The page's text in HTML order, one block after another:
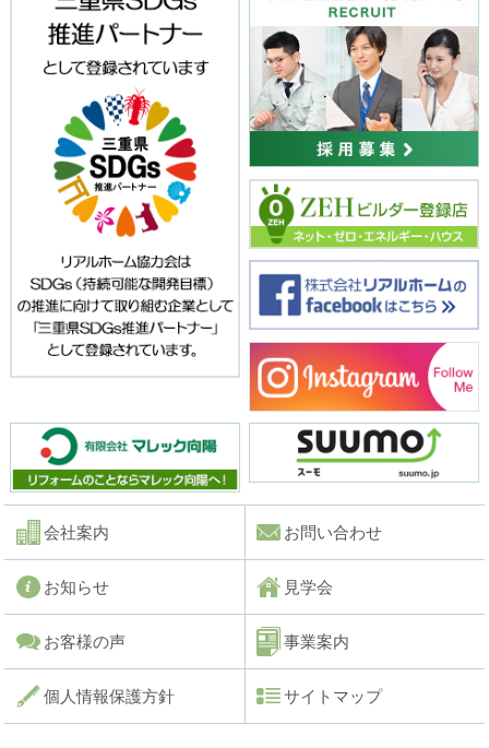
会社案内 お問い合わせ
お知らせ 見学会
お客様の声 事業案内
個人情報保護方針 サイトマップ